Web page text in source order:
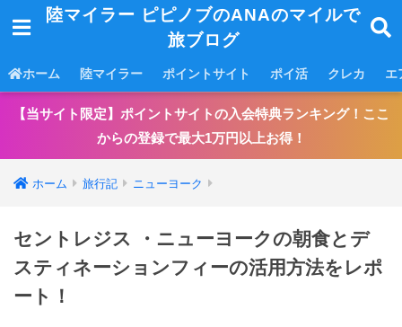
陸マイラー ピピノブのANAのマイルで
旅ブログ
ホーム 陸マイラー ポイントサイト ポイ活 クレカ エ
【当サイト限定】ポイントサイトの入会特典ランキング！ここ
からの登録で最大1万円以上お得！
ホーム 旅行記 ニューヨーク
セントレジス ・ニューヨークの朝食とデ
スティネーションフィーの活用方法をレポ
ート！